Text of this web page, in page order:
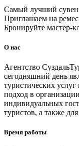
Самый лучший
Приглашаем на
Бронируйте мастер-
О нас
Агентство
сегодняшний день
туристических
подход в
индивидуальных
туристов, а также
Время работы